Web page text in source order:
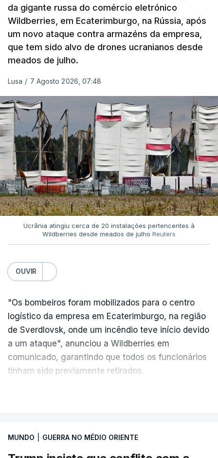
da gigante russa do comércio eletrónico
Wildberries, em Ecaterimburgo, na Rússia, após
um novo ataque contra armazéns da empresa,
que tem sido alvo de drones ucranianos desde
meados de julho.
Lusa / 7 Agosto 2026, 07:48
Ucrânia atingiu cerca de 20 instalações pertencentes à
Wildberries desde meados de julho Reuters
OUVIR
"Os bombeiros foram mobilizados para o centro
logístico da empresa em Ecaterimburgo, na região
de Sverdlovsk, onde um incêndio teve início devido
a um ataque", anunciou a Wildberries em
comunicado, garantindo que todos os funcionários
tinham sido previamente retirados.
Desde meados de julho, a Ucrânia atingiu cerca de
MUNDO GUERRA NO MÉDIO ORIENTE